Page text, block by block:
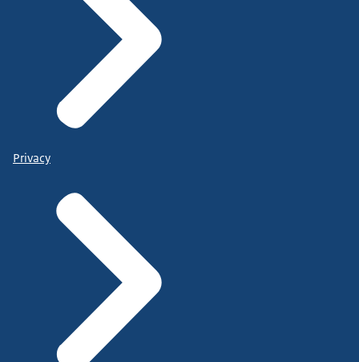
Privacy